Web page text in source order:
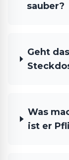
sauber?
Geht
Was
ist er